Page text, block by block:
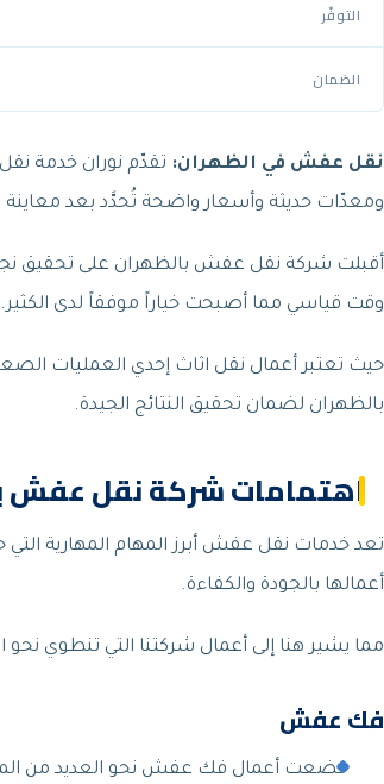
التوفّر
الضمان
نقل عفش في الظهران: تقدّم نوران خدمة
ومعدّات حديثة وأسعار واضحة تُحدَّد بعد
أقبلت شركة نقل عفش بالظهران على تحقيق
وقت قياسي مما أصبحت خياراً موفقاً لدى الكثير.
حيث تعتبر أعمال نقل اثاث إحدي العمليات
بالظهران لضمان تحقيق النتائج الجيدة.
اهتمامات شركة نقل عفش
تعد خدمات نقل عفش أبرز المهام المهارية
أعمالها بالجودة والكفاءة.
مما يشير هنا إلى أعمال شركتنا التي تنطوي
فك عفش
خضعت أعمال فك عفش نحو العديد من